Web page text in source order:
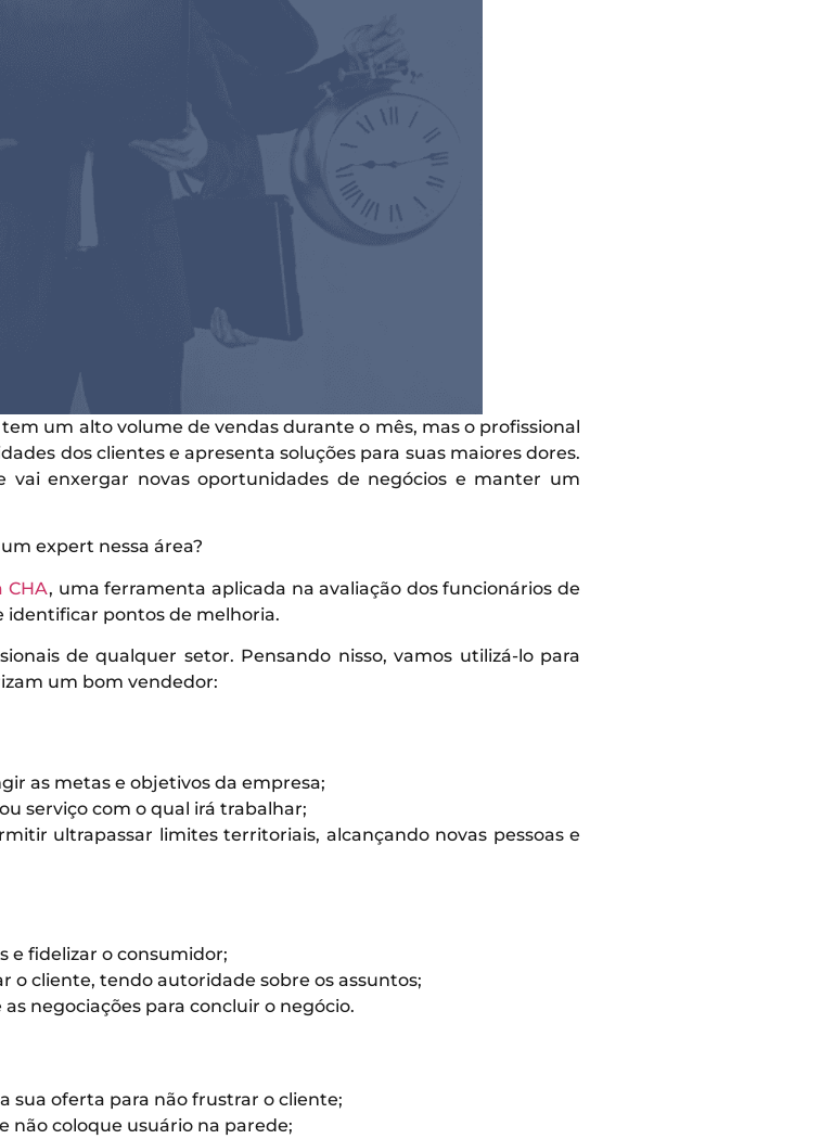
um alto volume de vendas durante o mês, mas o profissional
dos clientes e apresenta soluções para suas maiores dores.
enxergar novas oportunidades de negócios e manter um
expert nessa área?
CHA, uma ferramenta aplicada na avaliação dos funcionários de
identificar pontos de melhoria.
de qualquer setor. Pensando nisso, vamos utilizá-lo para
um bom vendedor:
as metas e objetivos da empresa;
serviço com o qual irá trabalhar;
ultrapassar limites territoriais, alcançando novas pessoas e
e fidelizar o consumidor;
o cliente, tendo autoridade sobre os assuntos;
negociações para concluir o negócio.
sua oferta para não frustrar o cliente;
não coloque usuário na parede;